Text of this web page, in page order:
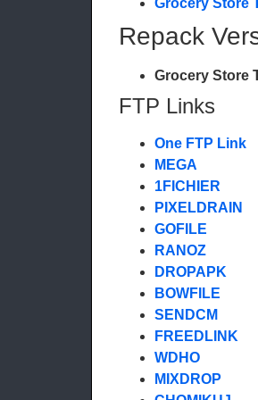
Repack
Grocery Store
FTP Links
One FTP Link
MEGA
1FICHIER
PIXELDRAIN
GOFILE
RANOZ
DROPAPK
BOWFILE
SENDCM
FREEDLINK
WDHO
MIXDROP